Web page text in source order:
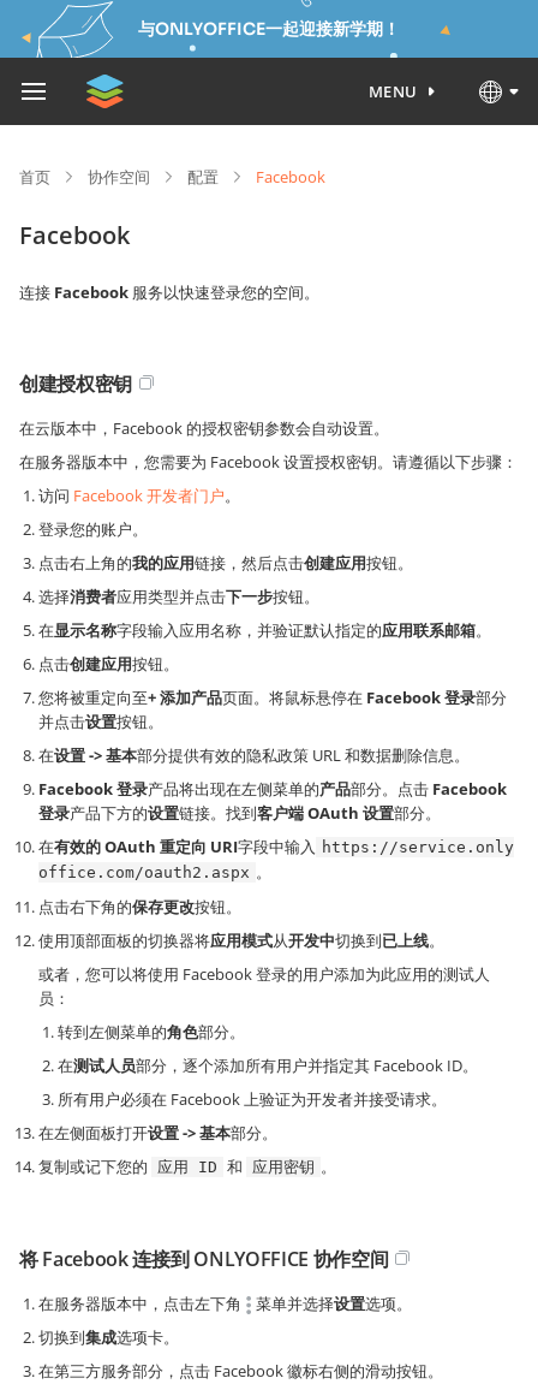
与ONLYOFFICE一起迎接新学期！
MENU
首页 协作空间 配置 Facebook
Facebook
连接 Facebook 服务以快速登录您的空间。
创建授权密钥
在云版本中，Facebook 的授权密钥参数会自动设置。
在服务器版本中，您需要为 Facebook 设置授权密钥。请遵循以下步骤：
访问 Facebook 开发者门户。
登录您的账户。
点击右上角的我的应用链接，然后点击创建应用按钮。
选择消费者应用类型并点击下一步按钮。
在显示名称字段输入应用名称，并验证默认指定的应用联系邮箱。
点击创建应用按钮。
您将被重定向至+ 添加产品页面。将鼠标悬停在 Facebook 登录部分
并点击设置按钮。
在设置 -> 基本部分提供有效的隐私政策 URL 和数据删除信息。
Facebook 登录产品将出现在左侧菜单的产品部分。点击 Facebook
登录产品下方的设置链接。找到客户端 OAuth 设置部分。
在有效的 OAuth 重定向 URI字段中输入 https://service.only
office.com/oauth2.aspx 。
点击右下角的保存更改按钮。
使用顶部面板的切换器将应用模式从开发中切换到已上线。
或者，您可以将使用 Facebook 登录的用户添加为此应用的测试人
员：
转到左侧菜单的角色部分。
在测试人员部分，逐个添加所有用户并指定其 Facebook ID。
所有用户必须在 Facebook 上验证为开发者并接受请求。
在左侧面板打开设置 -> 基本部分。
复制或记下您的
应用 ID 和 应用密钥 。
将 Facebook 连接到 ONLYOFFICE 协作空间
在服务器版本中，点击左下角 菜单并选择设置选项。
切换到集成选项卡。
在第三方服务部分，点击 Facebook 徽标右侧的滑动按钮。